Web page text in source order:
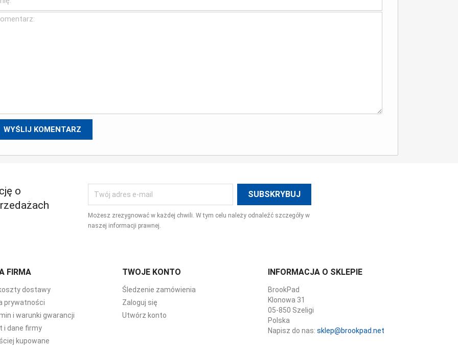
o
Możesz zrezygnować w każdej chwili. W tym celu należy odnaleźć szczegóły w
naszej informacji prawnej.
FIRMA
dostawy
prywatności
i warunki gwarancji
i dane firmy
kupowane
TWOJE KONTO
Śledzenie zamówienia
Zaloguj się
Utwórz konto
INFORMACJA O SKLEPIE
BrookPad
Klonowa 31
05-850 Szeligi
Polska
Napisz do nas: sklep@brookpad.net